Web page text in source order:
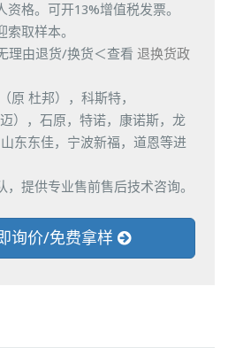
格。可开13%增值税发票。
取样本。
理由退货/换货＜查看 退换货政
原 杜邦），科斯特，
），石原，特诺，康诺斯，龙
东东佳，宁波新福，道恩等进
提供专业售前售后技术咨询。
询价/免费拿样